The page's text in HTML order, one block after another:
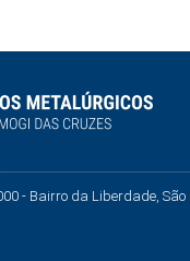
- Bairro da Liberdade, São